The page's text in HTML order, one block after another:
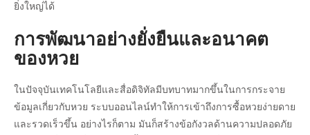
ยิ่งใหญ่ได้
การพัฒนาอย่างยั่งยืนและอนาคต
ของหวย
ในปัจจุบันเทคโนโลยีและสื่อดิจิทัลมีบทบาทมากขึ้นในการกระจาย
ข้อมูลเกี่ยวกับหวย ระบบออนไลน์ทำให้การเข้าถึงการซื้อหวยง่ายดาย
และรวดเร็วขึ้น อย่างไรก็ตาม มันก็สร้างข้อกังวลด้านความปลอดภัย